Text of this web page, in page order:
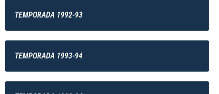
TEMPORADA 1992-93
TEMPORADA 1993-94